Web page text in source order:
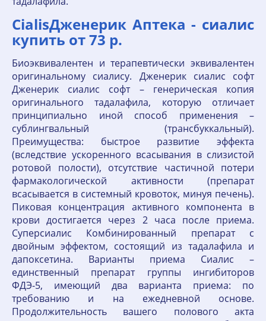
CialisДженерик Аптека - сиалис
купить от 73 р.
Биоэквивалентен и терапевтически эквивалентен
оригинальному сиалису. Дженерик сиалис софт
Дженерик сиалис софт – генерическая копия
оригинального тадалафила, которую отличает
принципиально иной способ применения –
сублингвальный (трансбуккальный).
Преимущества: быстрое развитие эффекта
(вследствие ускоренного всасывания в слизистой
ротовой полости), отсутствие частичной потери
фармакологической активности (препарат
всасывается в системный кровоток, минуя печень).
Пиковая концентрация активного компонента в
крови достигается через 2 часа после приема.
Суперcиалис Комбинированный препарат с
двойным эффектом, состоящий из тадалафила и
дапоксетина. Варианты приема Сиалис –
единственный препарат группы ингибиторов
ФДЭ-5, имеющий два варианта приема: по
требованию и на ежедневной основе.
Продолжительность вашего полового акта